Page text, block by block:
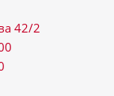
42/2